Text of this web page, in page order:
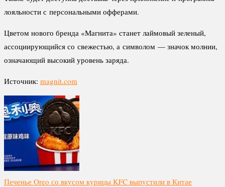
лояльности с персональными офферами.
Цветом нового бренда «Магнита» станет лаймовый зеленый,
ассоциирующийся со свежестью, а символом — значок молнии,
означающий высокий уровень заряда.
Источник: magnit.com
Печенье Oreo со вкусом курицы KFC выпустили в Китае